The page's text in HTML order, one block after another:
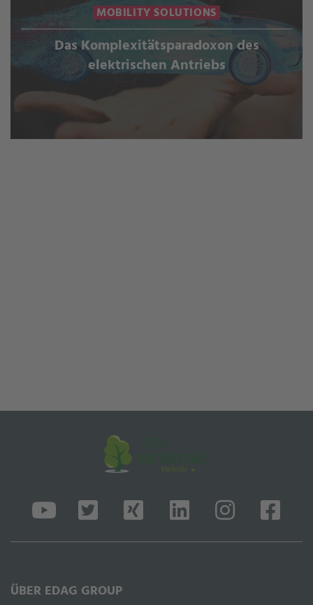
MOBILITY SOLUTIONS
Das Komplexitätsparadoxon des
elektrischen Antriebs
ÜBER EDAG GROUP